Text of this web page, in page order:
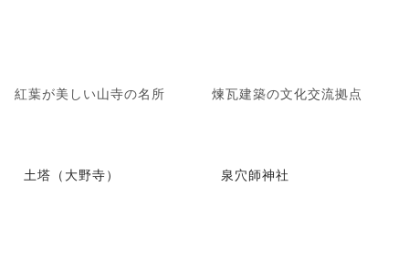
紅葉が美しい山寺の名所 煉瓦建築の文化交流拠点
土塔（大野寺） 泉穴師神社